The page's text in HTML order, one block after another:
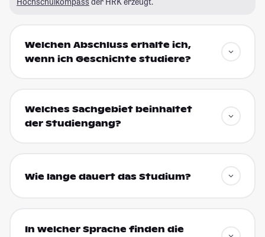
Welchen Abschluss erhalte ich,
wenn ich Geschichte studiere?
Welches Sachgebiet beinhaltet
der Studiengang?
Wie lange dauert das Studium?
In welcher Sprache finden die